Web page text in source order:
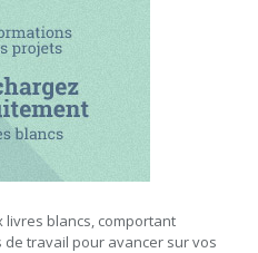
livres blancs, comportant
travail pour avancer sur vos